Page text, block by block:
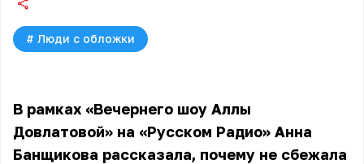
# Люди с обложки
В рамках «Вечернего шоу Аллы
Довлатовой» на «Русском Радио» Анна
Банщикова рассказала, почему не сбежала